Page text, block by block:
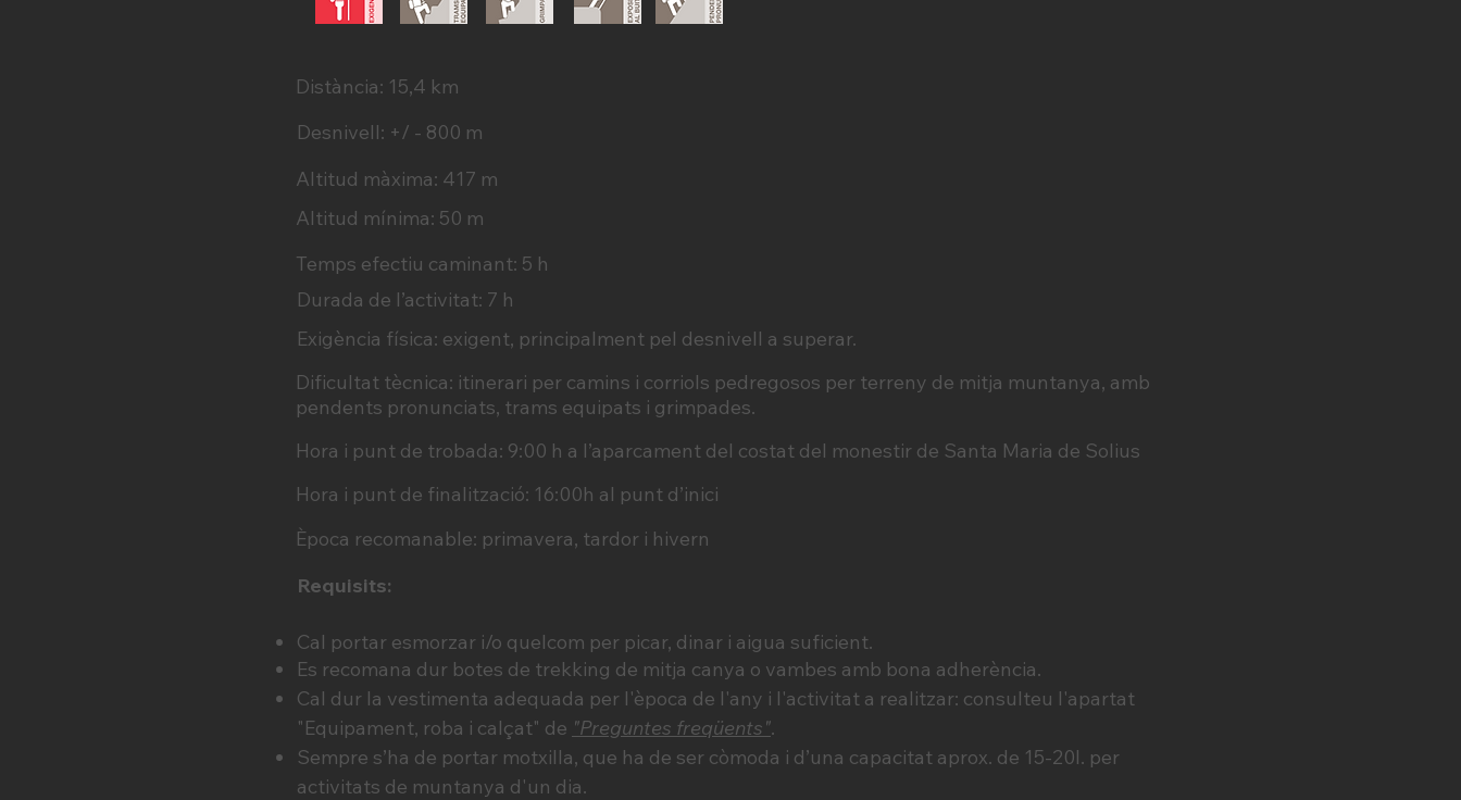
Distància: 15,4 km
Desnivell: +/ - 800 m
Altitud màxima: 417 m
Altitud mínima: 50 m
Temps efectiu caminant: 5 h
Durada de l’activitat: 7 h
Exigència física: exigent, principalment pel desnivell a superar.
Dificultat tècnica: itinerari per camins i corriols pedregosos per terreny de mitja muntanya, amb
pendents pronunciats, trams equipats i grimpades.
Hora i punt de trobada: 9:00 h a l’aparcament del costat del monestir de Santa Maria de Solius
Hora i punt de finalització: 16:00h al punt d’inici
Època recomanable: primavera, tardor i hivern
Requisits:
Cal portar esmorzar i/o quelcom per picar, dinar i aigua suficient.
Es recomana dur botes de trekking de mitja canya o vambes amb bona adherència.
Cal dur la vestimenta adequada per l'època de l'any i l'activitat a realitzar: consulteu l'apartat
"Equipament, roba i calçat" de "Preguntes freqüents".
Sempre s’ha de portar motxilla, que ha de ser còmoda i d’una capacitat aprox. de 15-20l. per
activitats de muntanya d'un dia.